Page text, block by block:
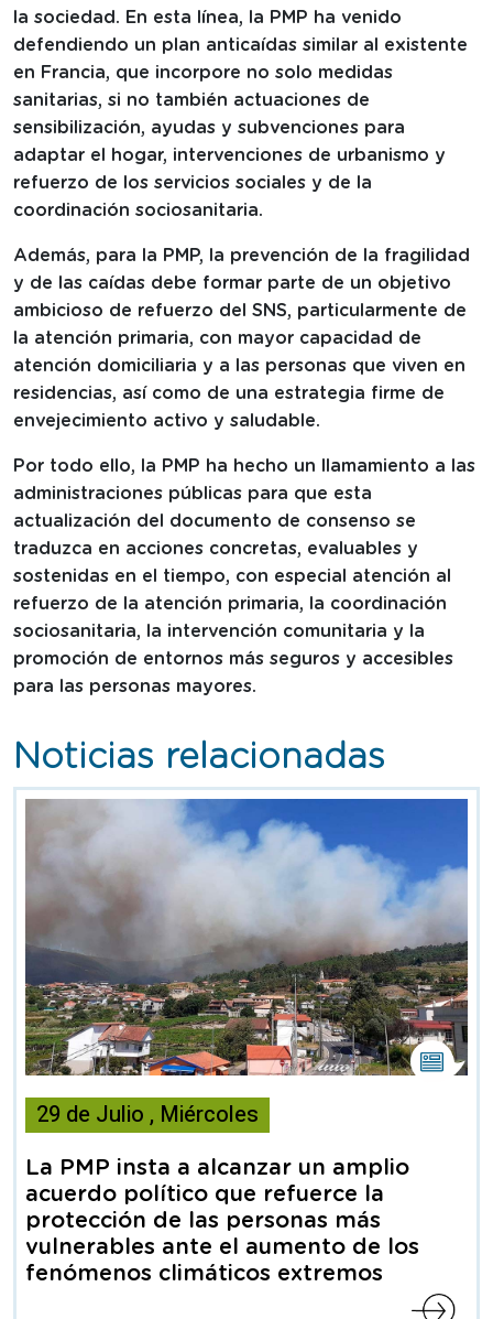
la sociedad. En esta línea, la PMP ha venido
defendiendo un plan anticaídas similar al existente
en Francia, que incorpore no solo medidas
sanitarias, si no también actuaciones de
sensibilización, ayudas y subvenciones para
adaptar el hogar, intervenciones de urbanismo y
refuerzo de los servicios sociales y de la
coordinación sociosanitaria.
Además, para la PMP, la prevención de la fragilidad
y de las caídas debe formar parte de un objetivo
ambicioso de refuerzo del SNS, particularmente de
la atención primaria, con mayor capacidad de
atención domiciliaria y a las personas que viven en
residencias, así como de una estrategia firme de
envejecimiento activo y saludable.
Por todo ello, la PMP ha hecho un llamamiento a las
administraciones públicas para que esta
actualización del documento de consenso se
traduzca en acciones concretas, evaluables y
sostenidas en el tiempo, con especial atención al
refuerzo de la atención primaria, la coordinación
sociosanitaria, la intervención comunitaria y la
promoción de entornos más seguros y accesibles
para las personas mayores.
Noticias relacionadas
Esta
noticia
29 de Julio , Miércoles
La PMP insta a alcanzar un amplio
acuerdo político que refuerce la
protección de las personas más
vulnerables ante el aumento de los
fenómenos climáticos extremos